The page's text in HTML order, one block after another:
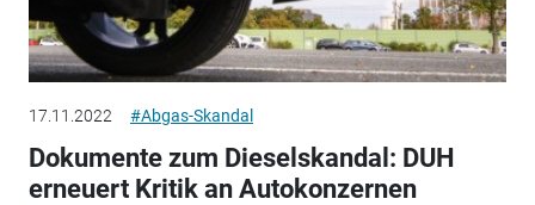
17.11.2022 #Abgas-Skandal
Dokumente zum Dieselskandal: DUH
erneuert Kritik an Autokonzernen